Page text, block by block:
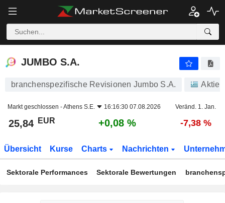
JUMBO S.A.
JUMBO S.A.
branchenspezifische Revisionen Jumbo S.A. Aktien
Markt geschlossen -Athens S.E. 16:16:30 07.08.2026 Veränd. 1. Jan.
25,84 EUR +0,08 % -7,38 %
Übersicht Kurse Charts Nachrichten
Sektorale Performances Sektorale Bewertungen